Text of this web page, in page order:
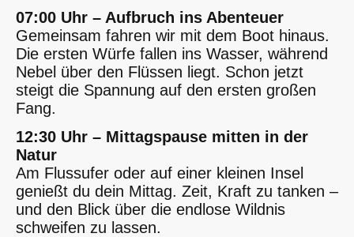
07:00 Uhr – Aufbruch ins Abenteuer
Gemeinsam fahren wir mit dem Boot hinaus.
Die ersten Würfe fallen ins Wasser, während
Nebel über den Flüssen liegt. Schon jetzt
steigt die Spannung auf den ersten großen
Fang.
12:30 Uhr – Mittagspause mitten in der
Natur
Am Flussufer oder auf einer kleinen Insel
genießt du dein Mittag. Zeit, Kraft zu tanken –
und den Blick über die endlose Wildnis
schweifen zu lassen.